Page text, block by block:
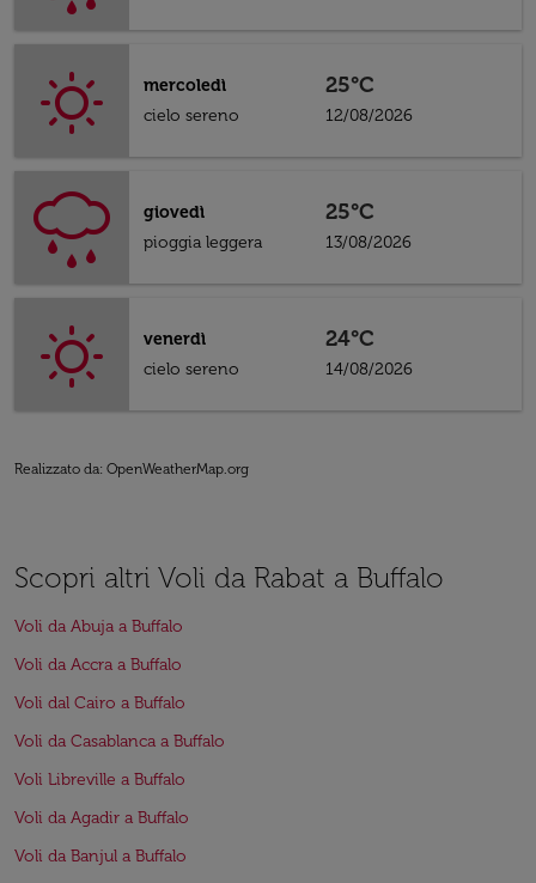
mercoledì
cielo sereno
25°C
12/08/2026
giovedì
pioggia leggera
25°C
13/08/2026
venerdì
cielo sereno
24°C
14/08/2026
Realizzato da: OpenWeatherMap.org
Scopri altri Voli da Rabat a Buffalo
Voli da Abuja a Buffalo
Voli da Accra a Buffalo
Voli dal Cairo a Buffalo
Voli da Casablanca a Buffalo
Voli Libreville a Buffalo
Voli da Agadir a Buffalo
Voli da Banjul a Buffalo